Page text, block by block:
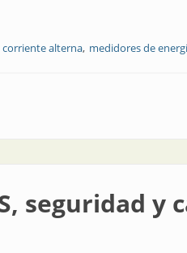
corriente alterna medidores de
de energía eléctrica activa:
seguridad